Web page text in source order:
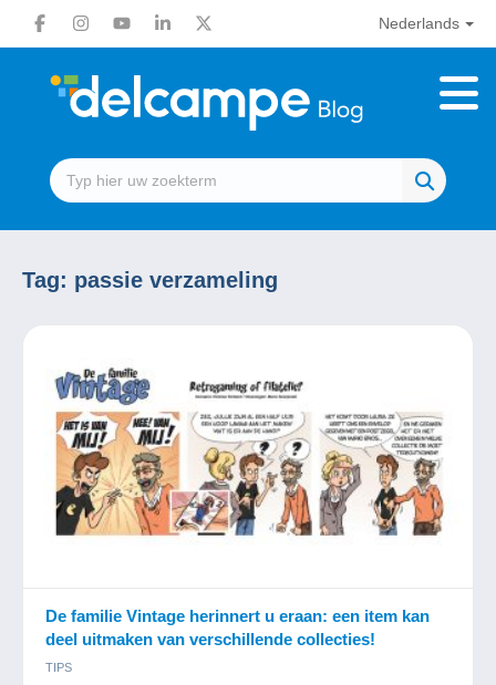
Nederlands
Tag: passie verzameling
De familie Vintage herinnert u eraan: een item kan
deel uitmaken van verschillende collecties!
TIPS